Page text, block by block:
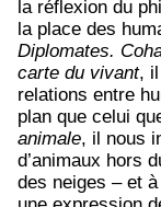
la réflexion du
la place des
Diplomates.
carte du vivant, il
relations entre
plan que celui
animale, il nous
d’animaux hors
des neiges – et